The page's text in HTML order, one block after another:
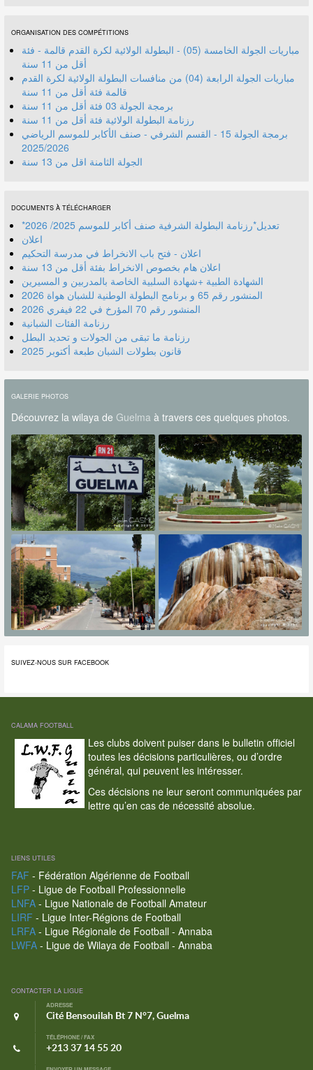
ORGANISATION DES COMPÉTITIONS
مباريات الجولة الخامسة (05) - البطولة الولائية لكرة القدم قالمة - فئة
أقل من 11 سنة
مباريات الجولة الرابعة (04) من منافسات البطولة الولائية لكرة القدم
قالمة فئة أقل من 11 سنة
برمجة الجولة 03 فئة أقل من 11 سنة
رزنامة البطولة الولائية فئة أقل من 11 سنة
برمجة الجولة 15 - القسم الشرفي - صنف الأكابر للموسم الرياضي
2025/2026
الجولة الثامنة اقل من 13 سنة
DOCUMENTS À TÉLÉCHARGER
*تعديل*رزنامة البطولة الشرفية صنف أكابر للموسم 2025/ 2026
اعلان
اعلان - فتح باب الانخراط في مدرسة التحكيم
اعلان هام بخصوص الانخراط بفئة أقل من 13 سنة
الشهادة الطبية +شهادة السلبية الخاصة بالمدربين و المسيرين
المنشور رقم 70 المؤرخ في 22 فيفري 2026
رزنامة الفئات الشبانية
رزنامة ما تبقى من الجولات و تحديد البطل
قانون بطولات الشبان طبعة أكتوبر 2025
GALERIE PHOTOS
Découvrez la wilaya de Guelmaà travers ces quelques photos.
SUIVEZ-NOUS SUR FACEBOOK
CALAMA FOOTBALL
Les clubs doivent puiser dans le bulletin officiel
toutes les décisions particulières, ou d’ordre
général, qui peuvent les intéresser.
Ces décisions ne leur seront communiquées par
lettre qu’en cas de nécessité absolue.
LIENS UTILES
FAF - Fédération Algérienne de Football
LFP- Ligue de Football Professionnelle
LNFA- Ligue Nationale de Football Amateur
LIRF - Ligue Inter-Régions de Football
LRFA- Ligue Régionale de Football - Annaba
LWFA- Ligue de Wilaya de Football - Annaba
CONTACTER LA LIGUE
ADRESSE
Cité Bensouilah Bt 7 N°7, Guelma
TÉLÉPHONE / FAX
+213 37 14 55 20